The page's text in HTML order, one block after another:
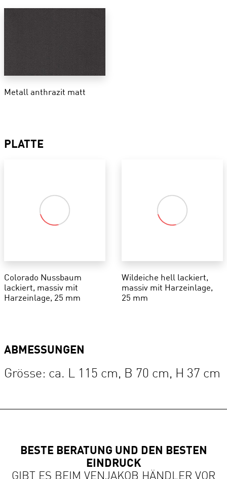
Metall anthrazit matt
PLATTE
Colorado Nussbaum
lackiert, massiv mit
Harzeinlage, 25 mm
Wildeiche hell lackiert,
massiv mit Harzeinlage,
25 mm
ABMESSUNGEN
Grösse: ca. L 115 cm, B 70 cm, H 37 cm
BESTE BERATUNG UND DEN BESTEN
EINDRUCK
GIBT ES BEIM VENJAKOB HÄNDLER VOR